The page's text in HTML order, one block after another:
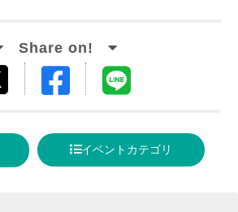
Facebook
る
イベントカテゴリ